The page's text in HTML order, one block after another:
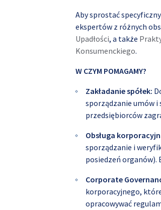
Aby sprostać
ekspertów z różnych
Upadłości, a także
Konsumenckiego.
W CZYM POMAGAMY?
Zakładanie spółek:
sporządzanie umów i
przedsiębiorców
Obsługa
sporządzanie i
posiedzeń organów).
Corporate
korporacyjnego,
opracowywać